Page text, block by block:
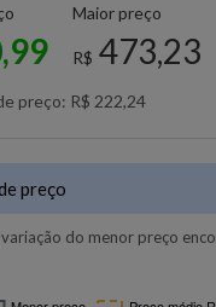
Maior preço
R$ 473,23
preço: R$ 222,24
preço
do menor preço